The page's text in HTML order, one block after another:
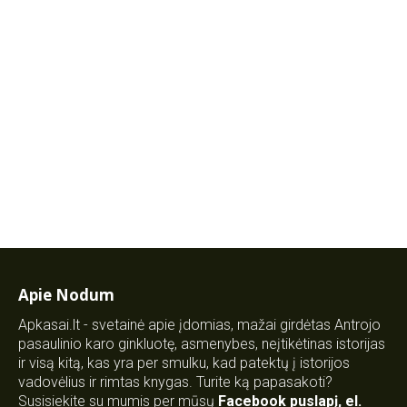
Apie Nodum
Apkasai.lt - svetainė apie įdomias, mažai girdėtas Antrojo
pasaulinio karo ginkluotę, asmenybes, neįtikėtinas istorijas
ir visą kitą, kas yra per smulku, kad patektų į istorijos
vadovėlius ir rimtas knygas. Turite ką papasakoti?
Susisiekite su mumis per mūsų Facebook puslapį, el.